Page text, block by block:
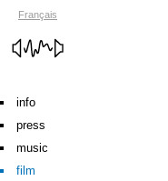
Français
info
press
music
film